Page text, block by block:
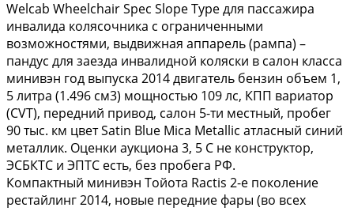
Welcab Wheelchair Spec Slope Type для пассажира
инвалида колясочника с ограниченными
возможностями, выдвижная аппарель (рампа) –
пандус для заезда инвалидной коляски в салон класса
минивэн год выпуска 2014 двигатель бензин объем 1,
5 литра (1.496 см3) мощностью 109 лс, КПП вариатор
(CVT), передний привод, салон 5-ти местный, пробег
90 тыс. км цвет Satin Blue Mica Metallic атласный синий
металлик. Оценки аукциона 3, 5 C не конструктор,
ЭСБКТС и ЭПТС есть, без пробега РФ.
Компактный минивэн Тойота Ractis 2-е поколение
рестайлинг 2014, новые передние фары (во всех